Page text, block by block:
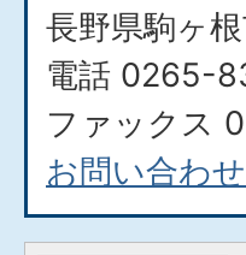
長野県駒ヶ
電話 0265-
ファックス
お問い合わ